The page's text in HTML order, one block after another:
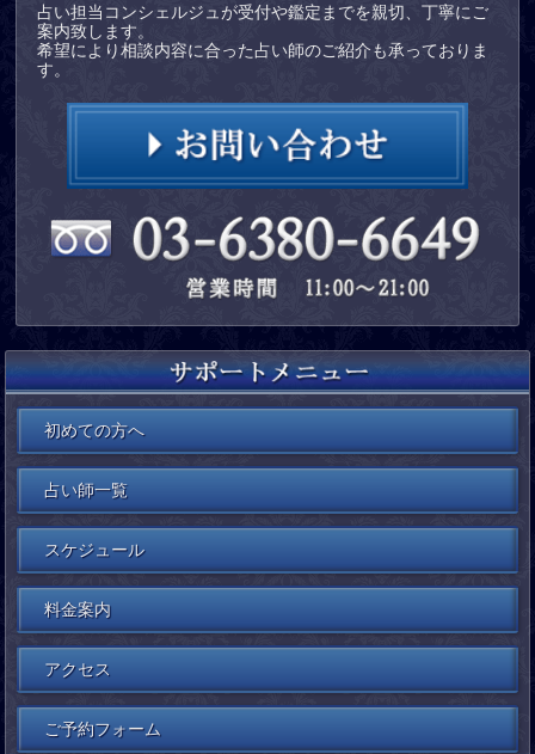
占い担当コンシェルジュが受付や鑑定までを親切、丁寧にご
案内致します。
希望により相談内容に合った占い師のご紹介も承っておりま
す。
初めての方へ
占い師一覧
スケジュール
料金案内
アクセス
ご予約フォーム